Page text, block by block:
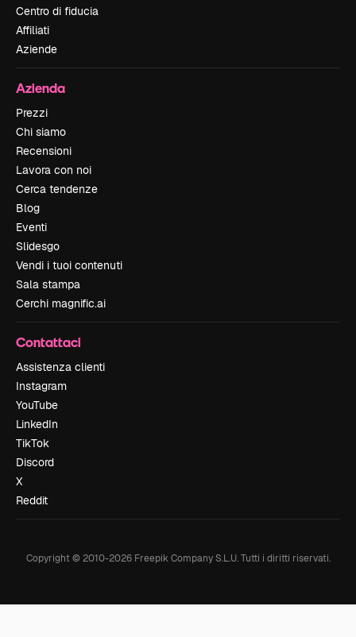
Centro di fiducia
Affiliati
Aziende
Azienda
Prezzi
Chi siamo
Recensioni
Lavora con noi
Cerca tendenze
Blog
Eventi
Slidesgo
Vendi i tuoi contenuti
Sala stampa
Cerchi magnific.ai
Contattaci
Assistenza clienti
Instagram
YouTube
LinkedIn
TikTok
Discord
X
Reddit
Copyright © 2010-2026Freepik Company S.L.U. Tutti i diritti riservati.